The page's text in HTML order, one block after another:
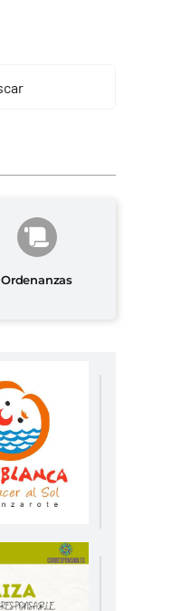
Ordenanzas